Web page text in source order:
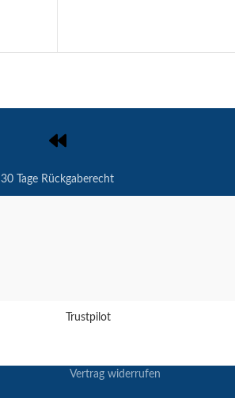
30 Tage Rückgaberecht
Trustpilot
Vertrag widerrufen